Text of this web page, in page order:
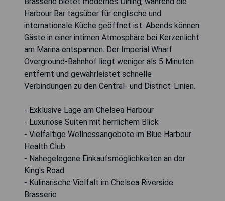
Harbour Bar tagsüber für englische und
internationale Küche geöffnet ist. Abends können
Gäste in einer intimen Atmosphäre bei Kerzenlicht
am Marina entspannen. Der Imperial Wharf
Overground-Bahnhof liegt weniger als 5 Minuten
entfernt und gewährleistet schnelle
Verbindungen zu den Central- und District-Linien.
- Exklusive Lage am Chelsea Harbour
- Luxuriöse Suiten mit herrlichem Blick
- Vielfältige Wellnessangebote im Blue Harbour
Health Club
- Nahegelegene Einkaufsmöglichkeiten an der
King's Road
- Kulinarische Vielfalt im Chelsea Riverside
Brasserie